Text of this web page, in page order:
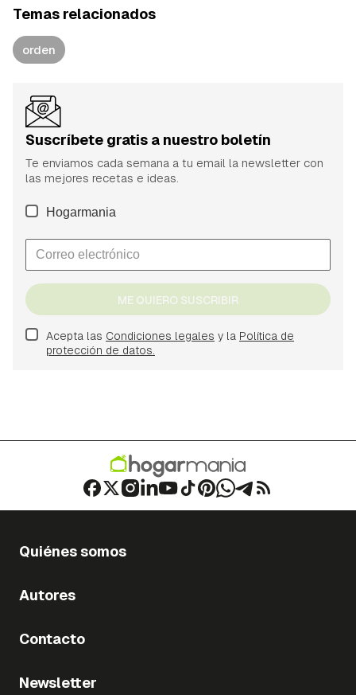
Temas relacionados
orden
Suscríbete gratis a nuestro boletín
Te enviamos cada semana a tu email la newsletter con
las mejores recetas e ideas.
Hogarmania
ME QUIERO SUSCRIBIR
Acepta las Condiciones legales y la Política de
protección de datos.
Quiénes somos
Autores
Contacto
Newsletter